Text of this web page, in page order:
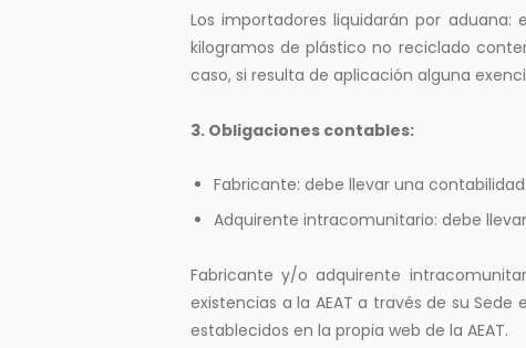
Los importadores liquidarán por aduana:
kilogramos de plástico no reciclado
caso, si resulta de aplicación alguna
3. Obligaciones contables:
Fabricante: debe llevar una
Adquirente intracomunitario: debe
Fabricante y/o adquirente
existencias a la AEAT a través de su
establecidos en la propia web de la AEAT.